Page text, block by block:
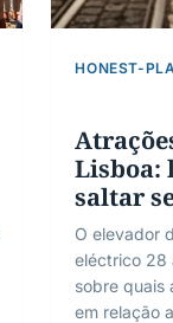
HONEST-
Lisboa:
saltar
O elevador
eléctrico 28
sobre quais
em relação